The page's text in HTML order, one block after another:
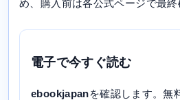
め、購入前は各公式ページで最終
電子で今すぐ読む
ebookjapanを確認します。無